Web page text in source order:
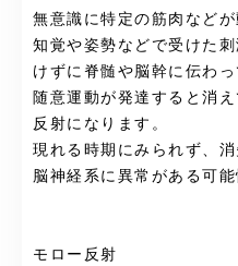
無意識に特定の筋肉などが
知覚や姿勢などで受けた
けずに脊髄や脳幹に伝わっ
随意運動が発達すると消
反射になります。
現れる時期にみられず、
脳神経系に異常がある可能
モロー反射